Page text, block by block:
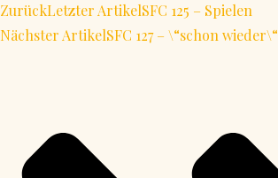
ZurückLetzter ArtikelSFC 125 – Spielen
Nächster ArtikelSFC 127 – \“schon wieder\“